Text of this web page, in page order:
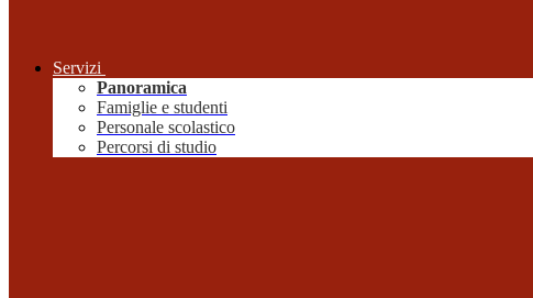
Servizi
Panoramica
Famiglie e studenti
Personale scolastico
Percorsi di studio